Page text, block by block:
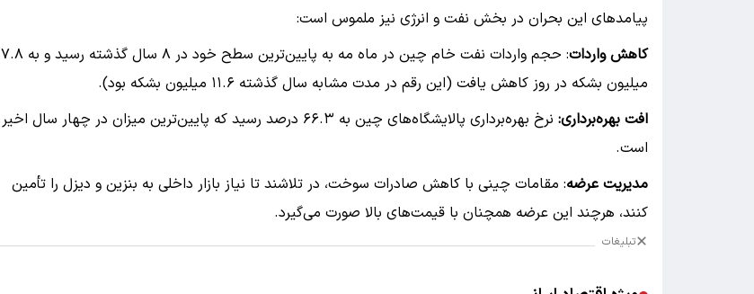
پیامد‌های این بحران در بخش نفت و انرژی نیز ملموس است:
کاهش واردات
: حجم واردات نفت خام چین در ماه مه به پایین‌ترین سطح خود در ۸ سال گذشته رسید و به ۷.۸
میلیون بشکه در روز کاهش یافت (این رقم در مدت مشابه سال گذشته ۱۱.۶ میلیون بشکه بود).
افت بهره‌برداری:
نرخ بهره‌برداری پالایشگاه‌های چین به ۶۶.۳ درصد رسید که پایین‌ترین میزان در چهار سال اخیر
است.
مدیریت عرضه: مقامات چینی با کاهش صادرات سوخت، در تلاشند تا نیاز بازار داخلی به بنزین و دیزل را تأمین
کنند، هرچند این عرضه همچنان با قیمت‌های بالا صورت می‌گیرد.
تبلیغات